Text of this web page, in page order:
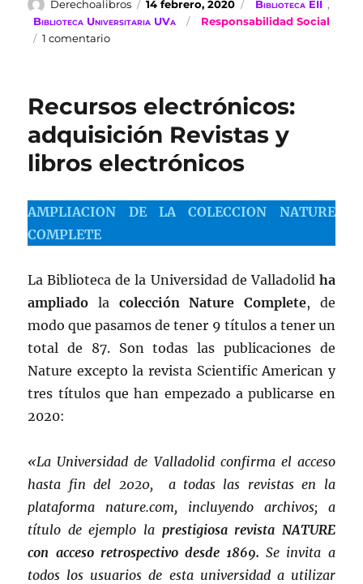
Autor
Derechoalibros
Publicado
el
14 febrero, 2020 Categorías
Biblioteca EII ,
Biblioteca Universitaria UVa
Etiquetas
Responsabilidad Social
1 comentarioen
a
ciegas»
Recursos electrónicos:
adquisición Revistas y
libros electrónicos
AMPLIACION DE LA COLECCION NATURE
COMPLETE
La Biblioteca de la Universidad de Valladolid ha
ampliadola colección Nature Complete, de
modo que pasamos de tener 9 títulos a tener un
total de 87. Son todas las publicaciones de
Nature excepto la revista Scientific American y
tres títulos que han empezado a publicarse en
2020:
«La Universidad de Valladolid confirma el acceso
hasta fin del 2020, a todas las revistas en la
plataforma nature.com, incluyendo archivos; a
título de ejemplo la prestigiosa revista NATURE
con acceso retrospectivo desde 1869. Se invita a
todos los usuarios de esta universidad a utilizar